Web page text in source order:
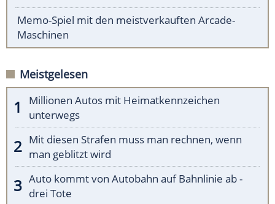
Memo-Spiel mit den meistverkauften Arcade-
Maschinen
Meistgelesen
Millionen Autos mit Heimatkennzeichen
unterwegs
Mit diesen Strafen muss man rechnen, wenn
man geblitzt wird
Auto kommt von Autobahn auf Bahnlinie ab -
drei Tote